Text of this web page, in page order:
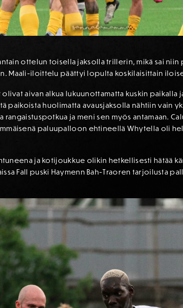
ottelun toisella jaksolla trillerin, mikä sai
Maali-iloittelu päättyi lopulta koskilaisittain
aivan alkua lukuunottamatta kuskin
paikoista huolimatta avausjaksolla nähtiin vain
rangaistuspotkua ja meni sen myös antamaan.
paluupalloon ehtineellä Whytella oli
ja kotijoukkue olikin hetkellisesti hätää
Fall puski Haymenn Bah-Traoren tarjoilusta